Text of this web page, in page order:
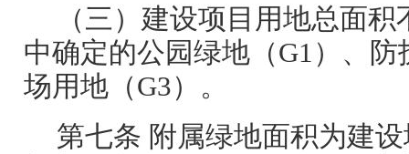
（三）建设项目用地总面
中确定的公园绿地（G1）、防
场用地（G3）。
第七条 附属绿地面积为建